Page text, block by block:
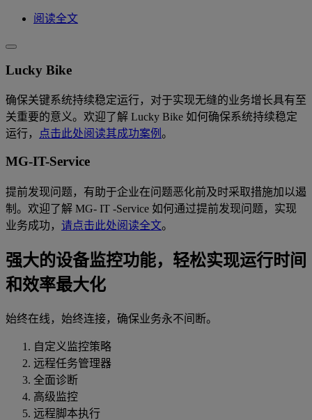
阅读全文
Lucky Bike
确保关键系统持续稳定运行，对于实现无缝的业务增长具有至
关重要的意义。欢迎了解 Lucky Bike 如何确保系统持续稳定
运行，
点击此处阅读其成功案例 。
MG-IT-Service
提前发现问题，有助于企业在问题恶化前及时采取措施加以遏
制。欢迎了解 MG- IT -Service 如何通过提前发现问题，实现
业务成功， 请点击此处阅读全文。
强大的设备监控功能，轻松实现运行时间
和效率最大化
始终在线，始终连接，确保业务永不间断。
自定义监控策略
远程任务管理器
全面诊断
高级监控
远程脚本执行